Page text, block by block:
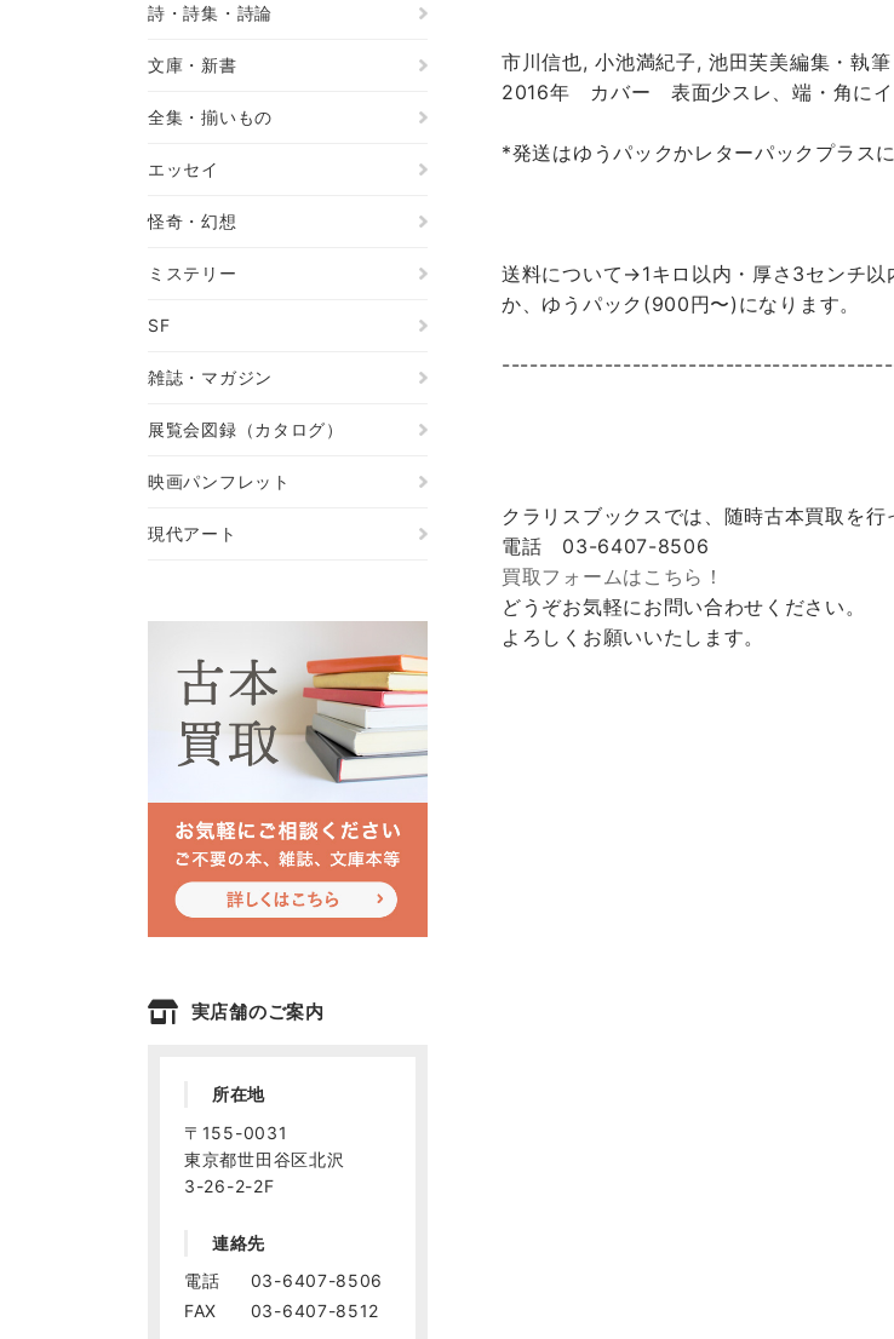
市川信也, 小池満紀子, 池田芙美編集・
2016年 カバー 表面少スレ、端・角にイ
*発送はゆうパックかレターパックプラスに
送料について→1キロ以内・厚さ3センチ
か、ゆうパック(900円〜)になります。
クラリスブックスでは、随時古本買取を行
電話 03-6407-8506
買取フォームはこちら！
どうぞお気軽にお問い合わせください。
よろしくお願いいたします。
詩・詩集・詩論
文庫・新書
全集・揃いもの
エッセイ
怪奇・幻想
ミステリー
SF
雑誌・マガジン
展覧会図録（カタログ）
映画パンフレット
現代アート
実店舗のご案内
所在地
〒155-0031
東京都世田谷区北沢
3-26-2-2F
連絡先
電話
03-6407-8506
FAX
03-6407-8512